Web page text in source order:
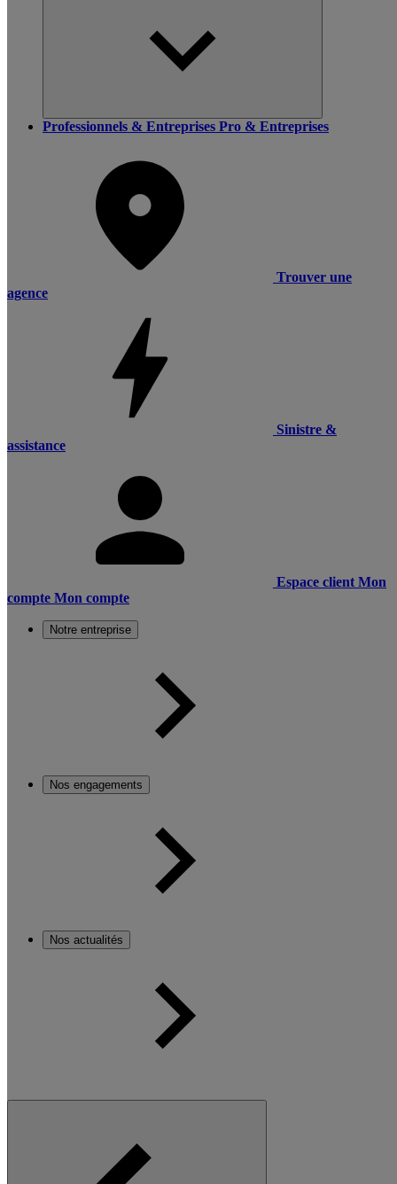
Professionnels & Entreprises Pro & Entreprises
Trouver une
agence
Sinistre &
assistance
Espace client Mon
compte Mon compte
Notre entreprise
Nos engagements
Nos actualités